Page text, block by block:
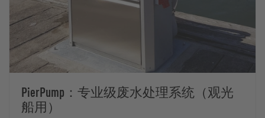
PierPump：专业级废水处理系统（观光
船用）